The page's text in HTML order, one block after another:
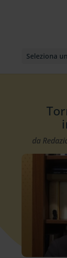
Seleziona
da